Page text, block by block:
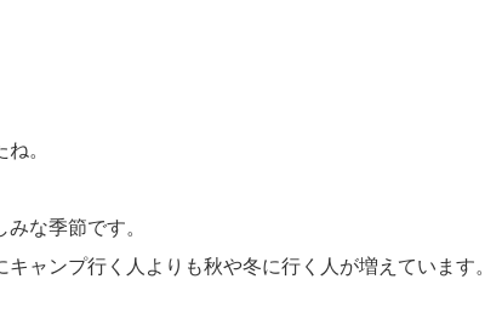
。
な季節です。
ャンプ行く人よりも秋や冬に行く人が増えています。